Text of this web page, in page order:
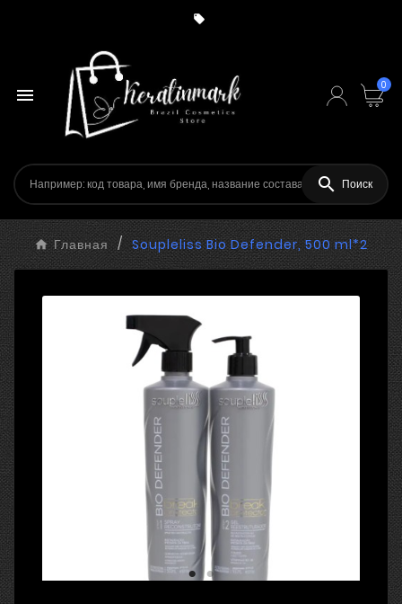

 0
 Поиск
Главная Soupleliss Bio Defender, 500 ml*2